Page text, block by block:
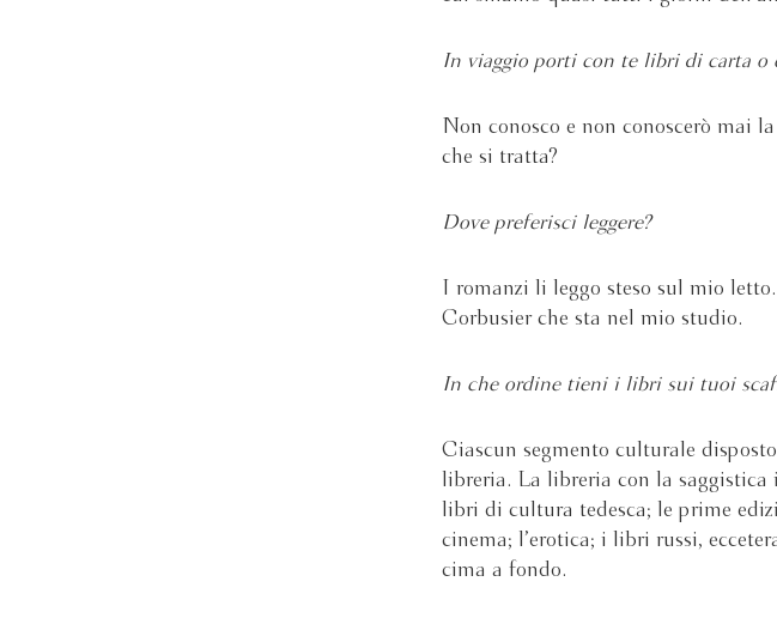
In viaggio porti con te libri di carta o
Non conosco e non conoscerò mai
che si tratta?
Dove preferisci leggere?
I romanzi li leggo steso sul mio
Corbusier che sta nel mio studio.
In che ordine tieni i libri sui tuoi
Ciascun segmento culturale
libreria. La libreria con la
libri di cultura tedesca; le prime
cinema; l’erotica; i libri russi,
cima a fondo.